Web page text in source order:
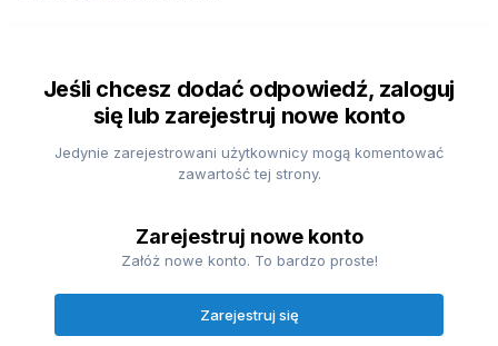
Jeśli chcesz dodać odpowiedź, zaloguj
się lub zarejestruj nowe konto
Jedynie zarejestrowani użytkownicy mogą komentować
zawartość tej strony.
Zarejestruj nowe konto
Załóż nowe konto. To bardzo proste!
Zarejestruj się